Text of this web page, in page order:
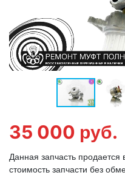
35 000 руб.
Данная запчасть
стоимость запчасти без